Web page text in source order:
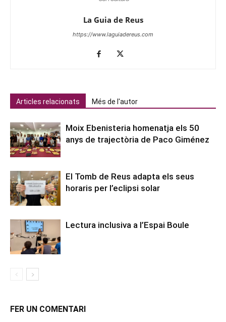
La Guia de Reus
https://www.laguiadereus.com
Articles relacionats Més de l'autor
Moix Ebenisteria homenatja els 50
anys de trajectòria de Paco Giménez
El Tomb de Reus adapta els seus
horaris per l’eclipsi solar
Lectura inclusiva a l’Espai Boule
FER UN COMENTARI